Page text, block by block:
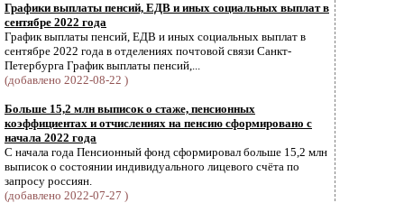
Графики выплаты пенсий, ЕДВ и иных социальных выплат в
сентябре 2022 года
График выплаты пенсий, ЕДВ и иных социальных выплат в
сентябре 2022 года в отделениях почтовой связи Санкт-
Петербурга График выплаты пенсий,...
(добавлено 2022-08-22 )
Больше 15,2 млн выписок о стаже, пенсионных
коэффициентах и отчислениях на пенсию сформировано с
начала 2022 года
С начала года Пенсионный фонд сформировал больше 15,2 млн
выписок о состоянии индивидуального лицевого счёта по
запросу россиян.
(добавлено 2022-07-27 )